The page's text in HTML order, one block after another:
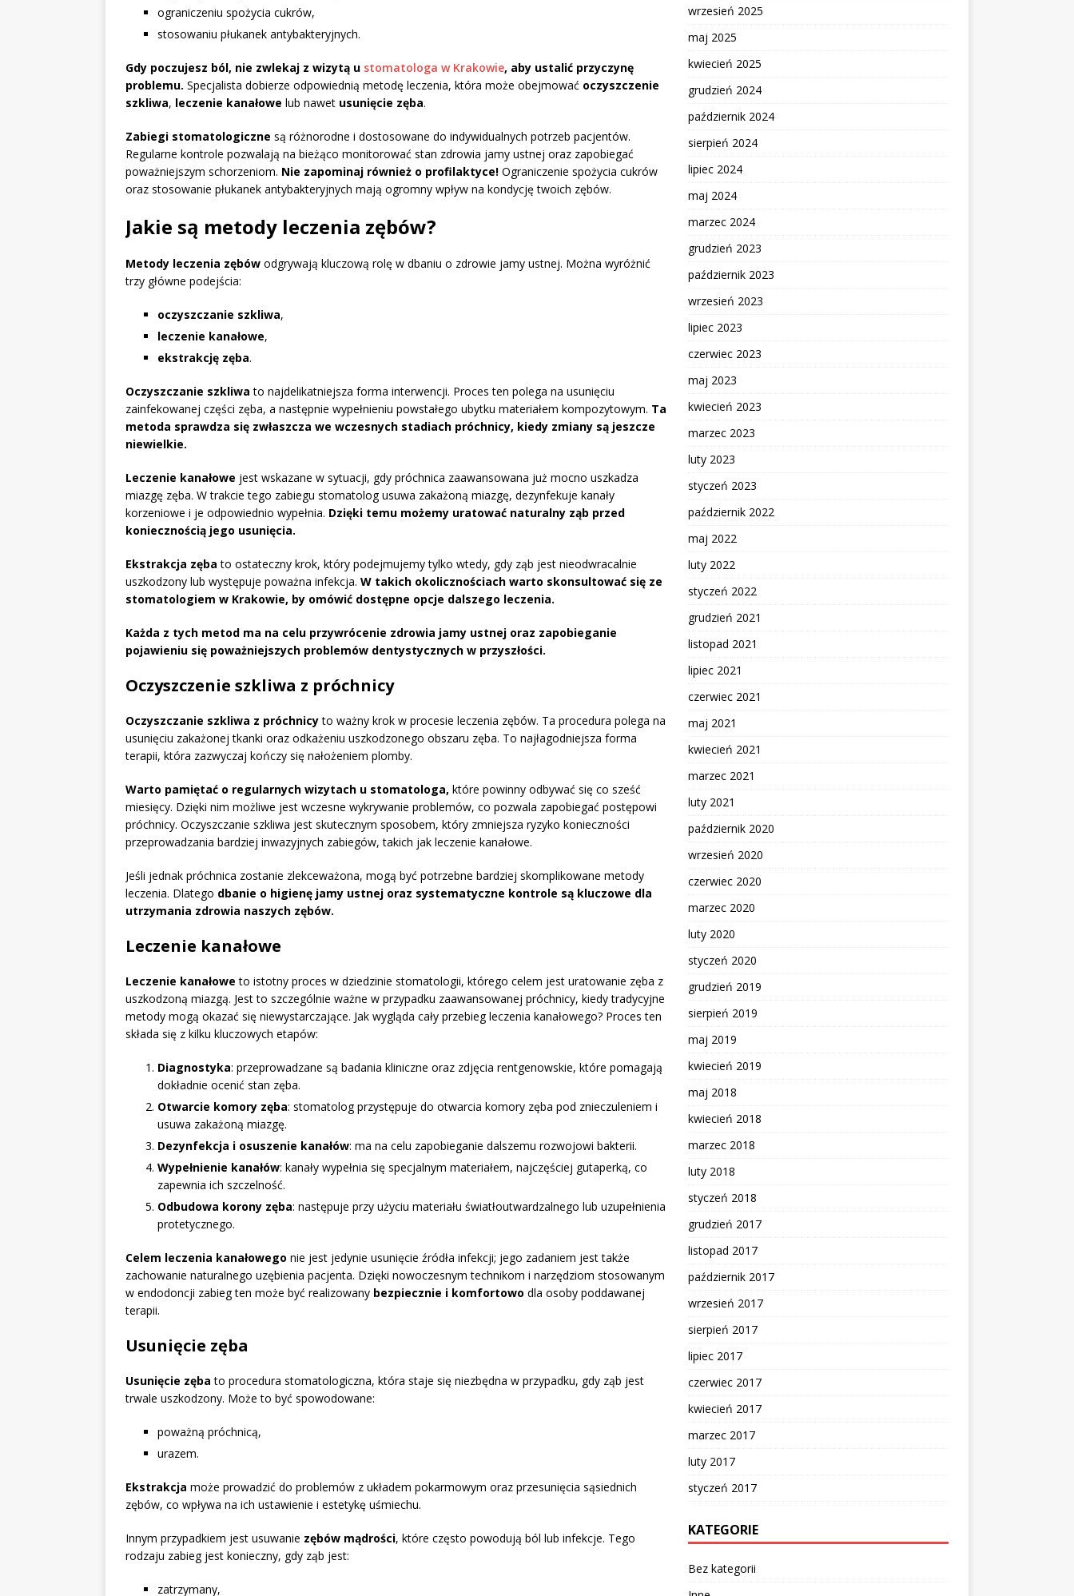
ograniczeniu spożycia cukrów,
stosowaniu płukanek antybakteryjnych.
Gdy poczujesz ból, nie zwlekaj z wizytą u stomatologa w Krakowie, aby ustalić przyczynę
problemu. Specjalista dobierze odpowiednią metodę leczenia, która może obejmować oczyszczenie
szkliwa, leczenie kanałowe lub nawet usunięcie zęba.
Zabiegi stomatologiczne są różnorodne i dostosowane do indywidualnych potrzeb pacjentów.
Regularne kontrole pozwalają na bieżąco monitorować stan zdrowia jamy ustnej oraz zapobiegać
poważniejszym schorzeniom. Nie zapominaj również o profilaktyce! Ograniczenie spożycia cukrów
oraz stosowanie płukanek antybakteryjnych mają ogromny wpływ na kondycję twoich zębów.
Jakie są metody leczenia zębów?
Metody leczenia zębów odgrywają kluczową rolę w dbaniu o zdrowie jamy ustnej. Można wyróżnić
trzy główne podejścia:
oczyszczanie szkliwa,
leczenie kanałowe,
ekstrakcję zęba.
Oczyszczanie szkliwa to najdelikatniejsza forma interwencji. Proces ten polega na usunięciu
zainfekowanej części zęba, a następnie wypełnieniu powstałego ubytku materiałem kompozytowym. Ta
metoda sprawdza się zwłaszcza we wczesnych stadiach próchnicy, kiedy zmiany są jeszcze
niewielkie.
Leczenie kanałowe jest wskazane w sytuacji, gdy próchnica zaawansowana już mocno uszkadza
miazgę zęba. W trakcie tego zabiegu stomatolog usuwa zakażoną miazgę, dezynfekuje kanały
korzeniowe i je odpowiednio wypełnia. Dzięki temu możemy uratować naturalny ząb przed
koniecznością jego usunięcia.
Ekstrakcja zęba to ostateczny krok, który podejmujemy tylko wtedy, gdy ząb jest nieodwracalnie
uszkodzony lub występuje poważna infekcja. W takich okolicznościach warto skonsultować się ze
stomatologiem w Krakowie, by omówić dostępne opcje dalszego leczenia.
Każda z tych metod ma na celu przywrócenie zdrowia jamy ustnej oraz zapobieganie
pojawieniu się poważniejszych problemów dentystycznych w przyszłości.
Oczyszczenie szkliwa z próchnicy
Oczyszczanie szkliwa z próchnicyto ważny krok w procesie leczenia zębów. Ta procedura polega na
usunięciu zakażonej tkanki oraz odkażeniu uszkodzonego obszaru zęba. To najłagodniejsza forma
terapii, która zazwyczaj kończy się nałożeniem plomby.
Warto pamiętać o regularnych wizytach u stomatologa, które powinny odbywać się co sześć
miesięcy. Dzięki nim możliwe jest wczesne wykrywanie problemów, co pozwala zapobiegać postępowi
próchnicy. Oczyszczanie szkliwa jest skutecznym sposobem, który zmniejsza ryzyko konieczności
przeprowadzania bardziej inwazyjnych zabiegów, takich jak leczenie kanałowe.
Jeśli jednak próchnica zostanie zlekceważona, mogą być potrzebne bardziej skomplikowane metody
leczenia. Dlatego dbanie o higienę jamy ustnej oraz systematyczne kontrole są kluczowe dla
utrzymania zdrowia naszych zębów.
Leczenie kanałowe
Leczenie kanałowe to istotny proces w dziedzinie stomatologii, którego celem jest uratowanie zęba z
uszkodzoną miazgą. Jest to szczególnie ważne w przypadku zaawansowanej próchnicy, kiedy tradycyjne
metody mogą okazać się niewystarczające. Jak wygląda cały przebieg leczenia kanałowego? Proces ten
składa się z kilku kluczowych etapów:
Diagnostyka: przeprowadzane są badania kliniczne oraz zdjęcia rentgenowskie, które pomagają
dokładnie ocenić stan zęba.
Otwarcie komory zęba: stomatolog przystępuje do otwarcia komory zęba pod znieczuleniem i
usuwa zakażoną miazgę.
Dezynfekcja i osuszenie kanałów: ma na celu zapobieganie dalszemu rozwojowi bakterii.
Wypełnienie kanałów: kanały wypełnia się specjalnym materiałem, najczęściej gutaperką, co
zapewnia ich szczelność.
Odbudowa korony zęba: następuje przy użyciu materiału światłoutwardzalnego lub uzupełnienia
protetycznego.
Celem leczenia kanałowego nie jest jedynie usunięcie źródła infekcji; jego zadaniem jest także
zachowanie naturalnego uzębienia pacjenta. Dzięki nowoczesnym technikom i narzędziom stosowanym
w endodoncji zabieg ten może być realizowany bezpiecznie i komfortowo dla osoby poddawanej
terapii.
Usunięcie zęba
Usunięcie zęba to procedura stomatologiczna, która staje się niezbędna w przypadku, gdy ząb jest
trwale uszkodzony. Może to być spowodowane:
poważną próchnicą,
urazem.
Ekstrakcja może prowadzić do problemów z układem pokarmowym oraz przesunięcia sąsiednich
zębów, co wpływa na ich ustawienie i estetykę uśmiechu.
Innym przypadkiem jest usuwanie zębów mądrości, które często powodują ból lub infekcje. Tego
rodzaju zabieg jest konieczny, gdy ząb jest:
zatrzymany,
wrzesień 2025
maj 2025
kwiecień 2025
grudzień 2024
październik 2024
sierpień 2024
lipiec 2024
maj 2024
marzec 2024
grudzień 2023
październik 2023
wrzesień 2023
lipiec 2023
czerwiec 2023
maj 2023
kwiecień 2023
marzec 2023
luty 2023
styczeń 2023
październik 2022
maj 2022
luty 2022
styczeń 2022
grudzień 2021
listopad 2021
lipiec 2021
czerwiec 2021
maj 2021
kwiecień 2021
marzec 2021
luty 2021
październik 2020
wrzesień 2020
czerwiec 2020
marzec 2020
luty 2020
styczeń 2020
grudzień 2019
sierpień 2019
maj 2019
kwiecień 2019
maj 2018
kwiecień 2018
marzec 2018
luty 2018
styczeń 2018
grudzień 2017
listopad 2017
październik 2017
wrzesień 2017
sierpień 2017
lipiec 2017
czerwiec 2017
kwiecień 2017
marzec 2017
luty 2017
styczeń 2017
KATEGORIE
Bez kategorii